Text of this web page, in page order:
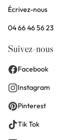
Écrivez-nous
04 66 46 56 23
Suivez-nous
Facebook
Instagram
Pinterest
Tik Tok